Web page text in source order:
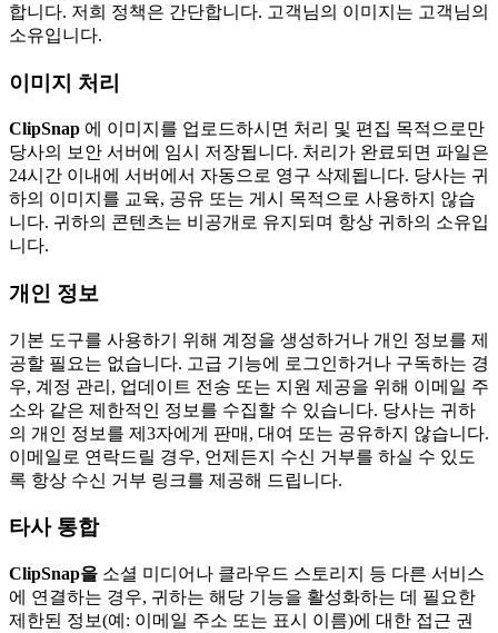
합니다. 저희 정책은 간단합니다. 고객님의 이미지는 고객님의
소유입니다.
이미지 처리
ClipSnap 에 이미지를 업로드하시면 처리 및 편집 목적으로만
당사의 보안 서버에 임시 저장됩니다. 처리가 완료되면 파일은
24시간 이내에 서버에서 자동으로 영구 삭제됩니다. 당사는 귀
하의 이미지를 교육, 공유 또는 게시 목적으로 사용하지 않습
니다. 귀하의 콘텐츠는 비공개로 유지되며 항상 귀하의 소유입
니다.
개인 정보
기본 도구를 사용하기 위해 계정을 생성하거나 개인 정보를 제
공할 필요는 없습니다. 고급 기능에 로그인하거나 구독하는 경
우, 계정 관리, 업데이트 전송 또는 지원 제공을 위해 이메일 주
소와 같은 제한적인 정보를 수집할 수 있습니다. 당사는 귀하
의 개인 정보를 제3자에게 판매, 대여 또는 공유하지 않습니다.
이메일로 연락드릴 경우, 언제든지 수신 거부를 하실 수 있도
록 항상 수신 거부 링크를 제공해 드립니다.
타사 통합
ClipSnap을 소셜 미디어나 클라우드 스토리지 등 다른 서비스
에 연결하는 경우, 귀하는 해당 기능을 활성화하는 데 필요한
제한된 정보(예: 이메일 주소 또는 표시 이름)에 대한 접근 권